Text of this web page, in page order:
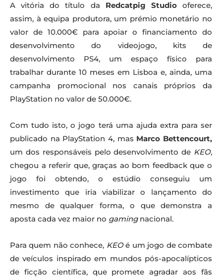
A vitória do título da Redcatpig Studiooferece,
assim, à equipa produtora, um prémio monetário no
valor de 10.000€ para apoiar o financiamento do
desenvolvimento do videojogo, kits de
desenvolvimento PS4, um espaço físico para
trabalhar durante 10 meses em Lisboa e, ainda, uma
campanha promocional nos canais próprios da
PlayStation no valor de 50.000€.
Com tudo isto, o jogo terá uma ajuda extra para ser
publicado na PlayStation 4, mas Marco Bettencourt,
um dos responsáveis pelo desenvolvimento de KEO,
chegou a referir que, graças ao bom feedback que o
jogo foi obtendo, o estúdio conseguiu um
investimento que iria viabilizar o lançamento do
mesmo de qualquer forma, o que demonstra a
aposta cada vez maior no gamingnacional.
Para quem não conhece, KEOé um jogo de combate
de veículos inspirado em mundos pós-apocalípticos
de ficção científica, que promete agradar aos fãs